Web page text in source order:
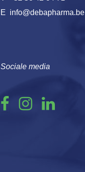
E info@debapharma.be
Sociale media